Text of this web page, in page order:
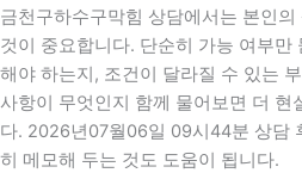
금천구하수구막힘 상담에서는 본인
것이 중요합니다. 단순히 가능 여부만
해야 하는지, 조건이 달라질 수 있는
사항이 무엇인지 함께 물어보면 더 현
다. 2026년07월06일 09시44분 상담
히 메모해 두는 것도 도움이 됩니다.